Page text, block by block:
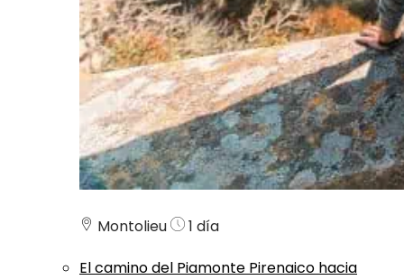
Montolieu
1 día
El camino del Piamonte Pirenaico hacia